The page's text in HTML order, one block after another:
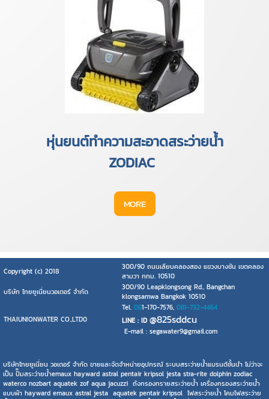
หุ่นยนต์ทำความสะอาดสระว่ายน้ำ
ZODIAC
MORE
Copyright (c) 2018
300/90 ถนนเลียบคลองสอง แขวงบางชัน เขตคลอง
สามวา กทม. 10510
บริษัท ไทยยูเนี่ยนวอเตอร์ จำกัด
300/90 Leapklongsong Rd., Bangchan
klongsamwa Bangkok 10510
THAIUNIONWATER CO.,LTD0
Tel. 081-170-7576, 081-732-4464
LINE : ID @825sddcu
E-mail : segawater9@gmail.com
บริษัทไทยยูเนี่ยน วอเตอร์ จำกัด ขายและจัดจำหน่ายอุปกรณ์ ระบบสระว่ายน้ำแบรนด์ชั้นนำ ไม่ว่าจะ
เป็น ปั๊มสระว่ายน้ำemaux hayward astral pentair kripsol jesta stra-rite dolphin zodiac
waterco nozbart aquatek zof aqua jacuzzi ถังกรองทรายสระว่ายน้ำ เครื่องกรองสระว่ายน้ำ
แบบผ้า hayward emaux astral jesta aquatek pentair kripsol ไฟสระว่ายน้ำ โคมไฟสระว่าย